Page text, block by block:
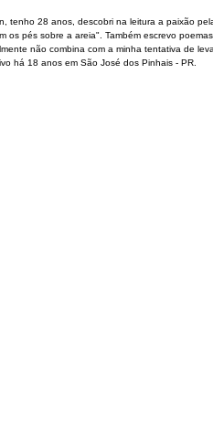
tenho 28 anos, descobri na leitura a paixão
os pés sobre a areia". Também escrevo
não combina com a minha tentativa de
há 18 anos em São José dos Pinhais - PR.